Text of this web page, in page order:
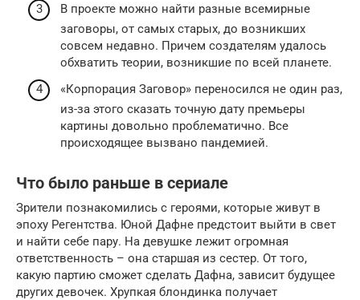
В проекте можно найти разные всемирные
заговоры, от самых старых, до возникших
совсем недавно. Причем создателям удалось
обхватить теории, возникшие по всей планете.
«Корпорация Заговор» переносился не один раз,
из-за этого сказать точную дату премьеры
картины довольно проблематично. Все
происходящее вызвано пандемией.
Что было раньше в сериале
Зрители познакомились с героями, которые живут в
эпоху Регентства. Юной Дафне предстоит выйти в свет
и найти себе пару. На девушке лежит огромная
ответственность – она старшая из сестер. От того,
какую партию сможет сделать Дафна, зависит будущее
других девочек. Хрупкая блондинка получает